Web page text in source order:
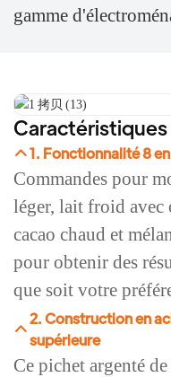
gamme
1. Fonctionnalité 8 en
Commandes pour
léger, lait froid avec
cacao chaud et
pour obtenir des
que soit votre
2. Construction en
supérieure
Ce pichet argenté